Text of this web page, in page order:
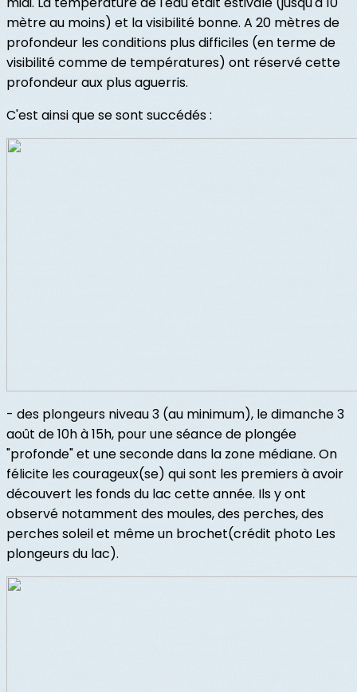
mètre au moins) et la visibilité bonne. A 20 mètres de
profondeur les conditions plus difficiles (en terme de
visibilité comme de températures) ont réservé cette
profondeur aux plus aguerris.
C'est ainsi que se sont succédés :
- des plongeurs niveau 3 (au minimum), le dimanche 3
août de 10h à 15h, pour une séance de plongée
"profonde" et une seconde dans la zone médiane. On
félicite les courageux(se) qui sont les premiers à avoir
découvert les fonds du lac cette année. Ils y ont
observé notamment des moules, des perches, des
perches soleil et même un brochet(crédit photo Les
plongeurs du lac).